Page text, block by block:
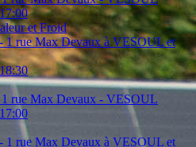
et Froid
1 rue Max Devaux à VESOUL et
rue Max Devaux - VESOUL
1 rue Max Devaux à VESOUL et